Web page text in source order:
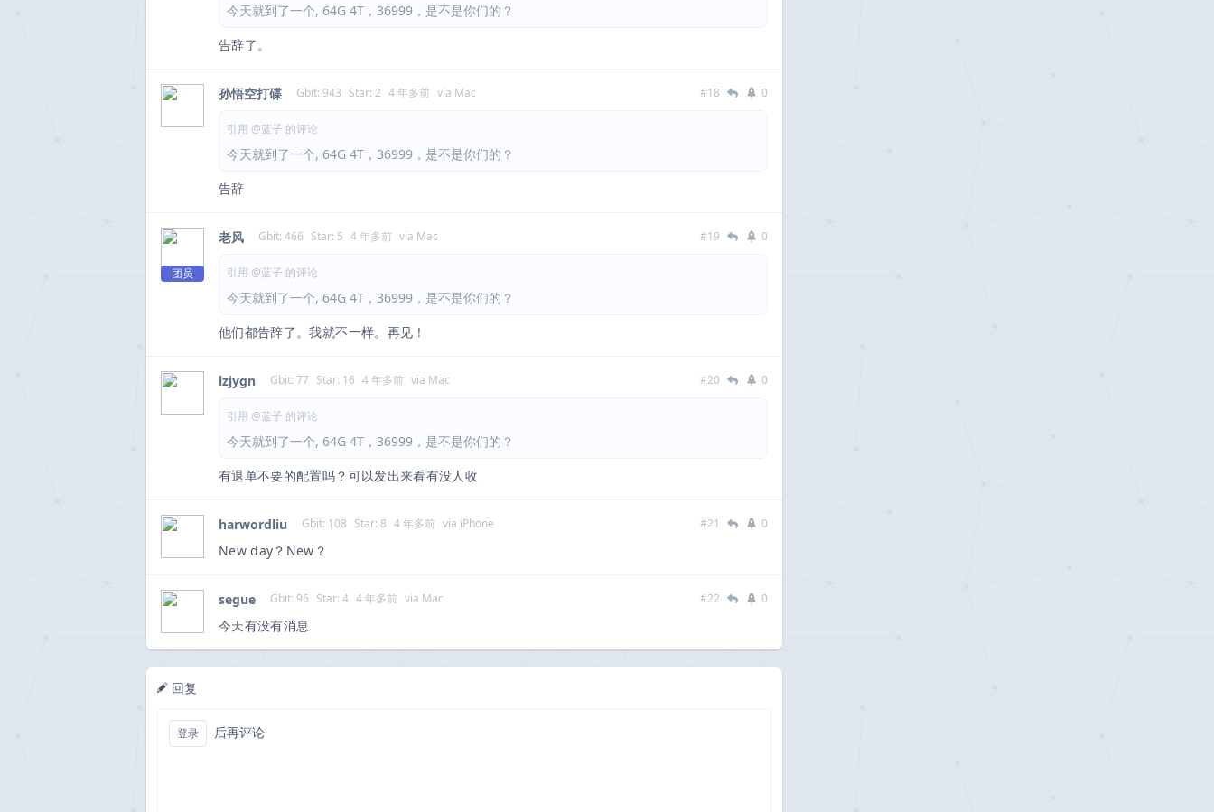
今天就到了一个, 64G 4T，36999，是不是你们的？
告辞了。
孙悟空打碟 Gbit: 943 Star: 2 4 年多前 via Mac #18 0
引用 @蓝子 的评论
今天就到了一个, 64G 4T，36999，是不是你们的？
告辞
团员
老风 Gbit: 466 Star: 5 4 年多前 via Mac #19 0
引用 @蓝子 的评论
今天就到了一个, 64G 4T，36999，是不是你们的？
他们都告辞了。我就不一样。再见！
lzjygn Gbit: 77 Star: 16 4 年多前 via Mac #20 0
引用 @蓝子 的评论
今天就到了一个, 64G 4T，36999，是不是你们的？
有退单不要的配置吗？可以发出来看有没人收
harwordliu Gbit: 108 Star: 8 4 年多前 via iPhone #21 0
New day？New？
segue Gbit: 96 Star: 4 4 年多前 via Mac #22 0
今天有没有消息
回复
登录 后再评论